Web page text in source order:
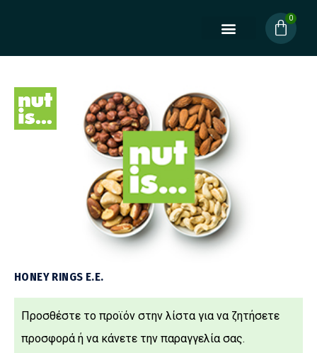
HONEY RINGS Ε.Ε.
Προσθέστε τo προϊόν στην λίστα για να ζητήσετε
προσφορά ή να κάνετε την παραγγελία σας.